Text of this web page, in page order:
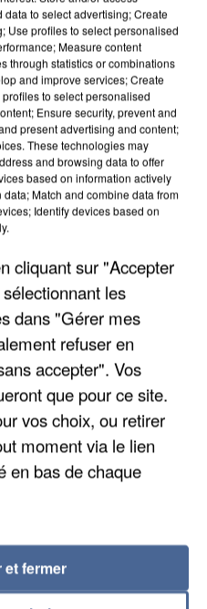
LES REFUGES
DE LA DZ
to select advertising; Create
Use profiles to select personalised
Measure content
through statistics or combinations
and improve services; Create
to select personalised
Ensure security, prevent and
present advertising and content;
These technologies may
and browsing data to offer
based on information actively
Match and combine data from
Identify devices based on
cliquant sur "Accepter
les
dans "Gérer mes
refuser en
accepter". Vos
que pour ce site.
vos choix, ou retirer
moment via le lien
en bas de chaque
et fermer